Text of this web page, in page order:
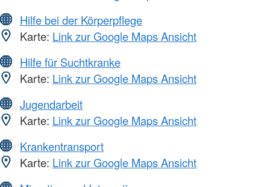
Hilfe bei der Körperpflege
Karte: Link zur Google Maps Ansicht
Hilfe für Suchtkranke
Karte: Link zur Google Maps Ansicht
Jugendarbeit
Karte: Link zur Google Maps Ansicht
Krankentransport
Karte: Link zur Google Maps Ansicht